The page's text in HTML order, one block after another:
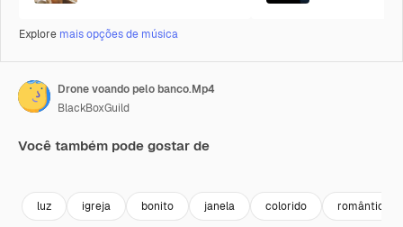
Explore mais opções de música
Drone voando pelo banco.Mp4
BlackBoxGuild
Você também pode gostar de
luz igreja bonito janela colorido romântico